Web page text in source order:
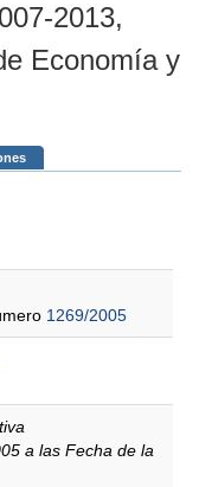
2013,
Economía y
1269/2005
a las Fecha de la